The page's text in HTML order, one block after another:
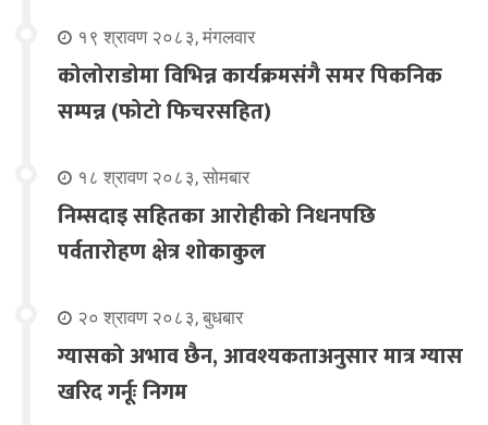
१९ श्रावण २०८३, मंगलवार
कोलोराडोमा विभिन्न कार्यक्रमसंगै समर पिकनिक
सम्पन्न (फोटो फिचरसहित)
१८ श्रावण २०८३, सोमबार
निम्सदाइ सहितका आरोहीको निधनपछि
पर्वतारोहण क्षेत्र शोकाकुल
२० श्रावण २०८३, बुधबार
ग्यासको अभाव छैन, आवश्यकताअनुसार मात्र ग्यास
खरिद गर्नूः निगम